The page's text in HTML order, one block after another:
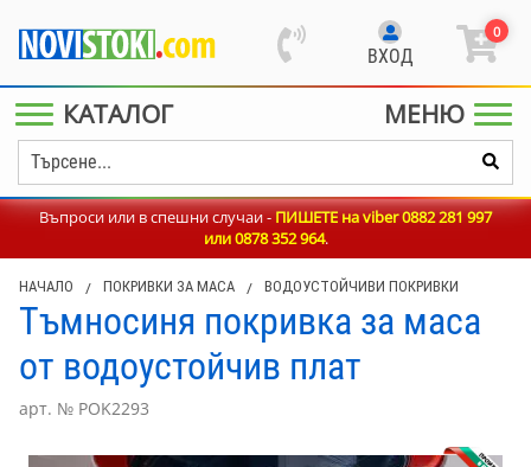
ВХОД
0
КАТАЛОГ МЕНЮ
Въпроси или в спешни случаи -ПИШЕТЕ на viber 0882 281 997
или0878 352 964.
НАЧАЛО / ПОКРИВКИ ЗА МАСА / ВОДОУСТОЙЧИВИ ПОКРИВКИ
Тъмносиня покривка за маса
от водоустойчив плат
арт. № POK2293